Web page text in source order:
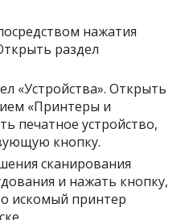
нажатия
раздел
«Устройства». Открыть
«Принтеры и
печатное устройство,
кнопку.
сканирования
и нажать кнопку,
искомый принтер